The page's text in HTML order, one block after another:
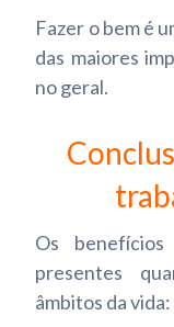
Fazer o bem é
das maiores
no geral.
Os
presentes
âmbitos da